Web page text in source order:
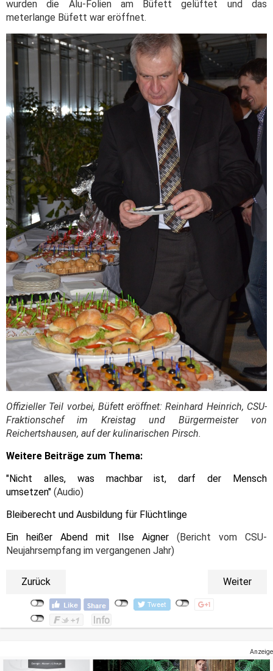
wurden die Alu-Folien am Büfett gelüftet und das
meterlange Büfett war eröffnet.
Offizieller Teil vorbei, Büfett eröffnet: Reinhard Heinrich, CSU-
Fraktionschef im Kreistag und Bürgermeister von
Reichertshausen, auf der kulinarischen Pirsch.
Weitere Beiträge zum Thema:
"Nicht alles, was machbar ist, darf der Mensch
umsetzen" (Audio)
Bleiberecht und Ausbildung für Flüchtlinge
Ein heißer Abend mit Ilse Aigner(Bericht vom CSU-
Neujahrsempfang im vergangenen Jahr)
Zurück Weiter
Anzeige